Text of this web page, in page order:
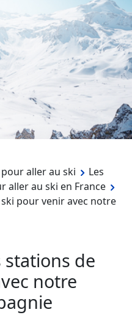
aller au ski
Les
aller au ski en France
pour venir avec notre
stations de
notre